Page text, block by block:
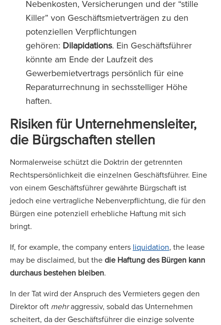
Nebenkosten, Versicherungen und der “stille
Killer” von Geschäftsmietverträgen zu den
potenziellen Verpflichtungen
gehören: Dilapidations. Ein Geschäftsführer
könnte am Ende der Laufzeit des
Gewerbemietvertrags persönlich für eine
Reparaturrechnung in sechsstelliger Höhe
haften.
Risiken für Unternehmensleiter,
die Bürgschaften stellen
Normalerweise schützt die Doktrin der getrennten
Rechtspersönlichkeit die einzelnen Geschäftsführer. Eine
von einem Geschäftsführer gewährte Bürgschaft ist
jedoch eine vertragliche Nebenverpflichtung, die für den
Bürgen eine potenziell erhebliche Haftung mit sich
bringt.
If, for example, the company enters liquidation, the lease
may be disclaimed, but thedie Haftung des Bürgen kann
durchaus bestehen bleiben.
In der Tat wird der Anspruch des Vermieters gegen den
Direktor oft mehraggressiv, sobald das Unternehmen
scheitert, da der Geschäftsführer die einzige solvente